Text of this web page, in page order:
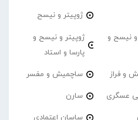
ژوپیتر و نیسح
و نیسح و
ژوپیتر و نیسح و
پارسا و استاد
و فراز ساچمیش و مفسر
عسگری سارن
ساسان اعتمادی